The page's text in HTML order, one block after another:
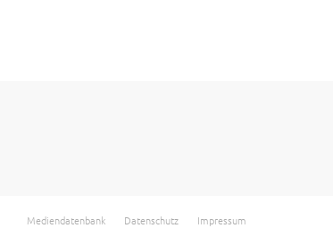
Mediendatenbank Datenschutz Impressum